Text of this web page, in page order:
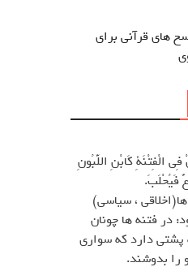
های قرآنی برای
الْفِتْنَةِ كَابْنِ اللَّبُونِ
فَيُحْلَبَ.
، سياسى)
در فتنه ها چونان
پشتى دارد كه سوارى
را بدوشند.